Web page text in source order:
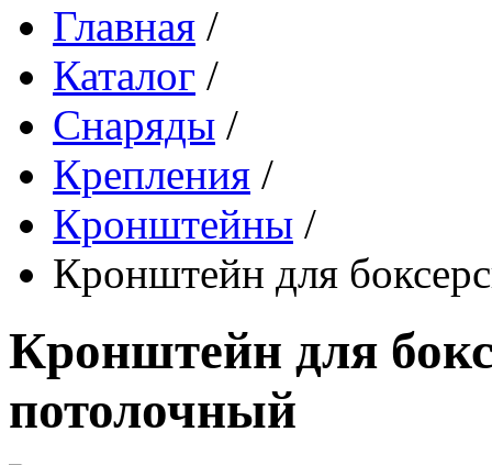
Главная /
Каталог /
Снаряды /
Крепления /
Кронштейны /
Кронштейн для
Кронштейн для
потолочный